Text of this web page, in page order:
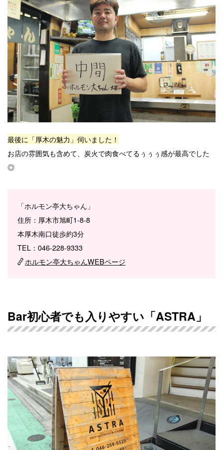
最後に「厚木の魅力」伺いました！
お店の雰囲気も含めて、炭火で肉食べてるぅぅぅ感が最高でした
◎
「ホルモン亭大ちゃん」
住所：厚木市旭町1-8-8
本厚木南口徒歩約3分
TEL：046-228-9333
ホルモン亭大ちゃんWEBページ
Bar初心者でも入りやすい「ASTRA」